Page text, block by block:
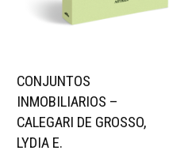
CONJUNTOS
INMOBILIARIOS –
CALEGARI DE GROSSO,
LYDIA E.